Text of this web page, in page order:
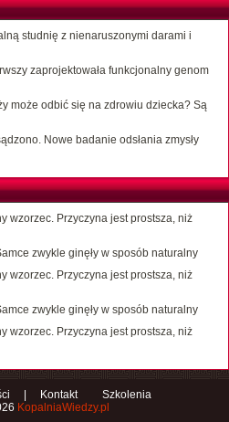
studnię z nienaruszonymi darami i
zaprojektowała funkcjonalny genom
może odbić się na zdrowiu dziecka? Są
Nowe badanie odsłania zmysły
wzorzec. Przyczyna jest prostsza, niż
zwykle ginęły w sposób naturalny
wzorzec. Przyczyna jest prostsza, niż
zwykle ginęły w sposób naturalny
wzorzec. Przyczyna jest prostsza, niż
Kontakt
Szkolenia
KopalniaWiedzy.pl